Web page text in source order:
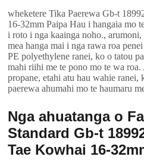
wheketere Tika Paerewa Gb-t
16-32mm Paipa Hau i hangaia mo
i roto i nga kaainga noho.,
mea hanga mai i nga rawa roa
PE polyethylene ranei, ko o tatou
mahi riihi me te pono mo te wa
propane, etahi atu hau wahie ranei,
paerewa ahumahi mo te haumaru
Nga ahuatanga o
Standard Gb-t
Tae Kowhai 16-